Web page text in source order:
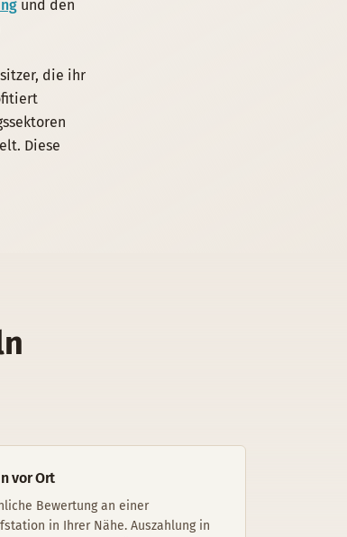
und den
die ihr
Diese
vor Ort
Bewertung an einer
in Ihrer Nähe. Auszahlung in